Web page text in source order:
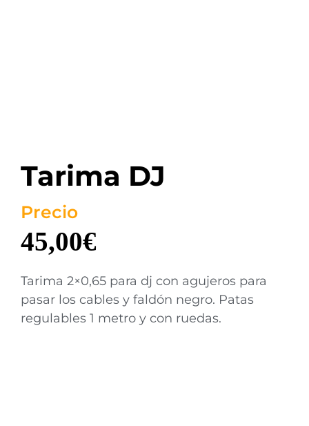
Tarima DJ
Precio
45,00€
Tarima 2×0,65 para dj con agujeros para
pasar los cables y faldón negro. Patas
regulables 1 metro y con ruedas.